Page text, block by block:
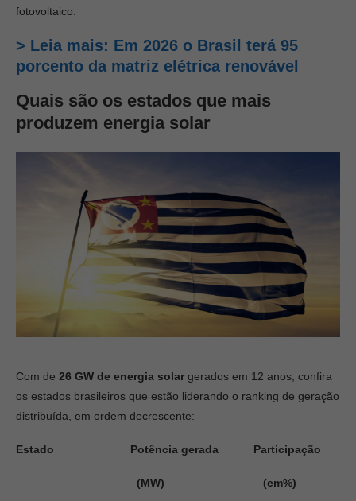
fotovoltaico.
> Leia mais: Em 2026 o Brasil terá 95
porcento da matriz elétrica renovável
Quais são os estados que mais
produzem energia solar
Com de 26 GW de energia solar gerados em 12 anos, confira
os estados brasileiros que estão liderando o ranking de geração
distribuída, em ordem decrescente:
Estado Potência gerada Participação
(MW) (em%)